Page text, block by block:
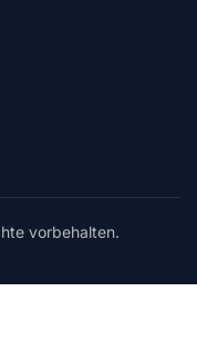
vorbehalten.